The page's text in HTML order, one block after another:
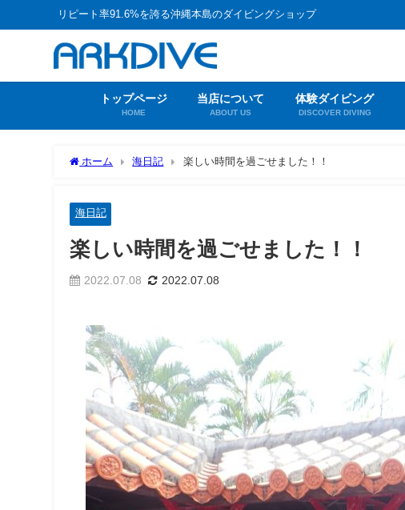
リピート率91.6%を誇る沖縄本島のダイビングショップ
トップページ
HOME
当店について
ABOUT US
体験ダイビング
DISCOVER DIVING
ホーム 海日記 楽しい時間を過ごせました！！
海日記
楽しい時間を過ごせました！！
2022.07.08 2022.07.08